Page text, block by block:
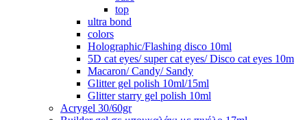
top
ultra bond
colors
Holographic/Flashing disco 10ml
5D cat eyes/ super cat eyes/ Disco cat eyes 10m
Macaron/ Candy/ Sandy
Glitter gel polish 10ml/15ml
Glitter starry gel polish 10ml
Acrygel 30/60gr